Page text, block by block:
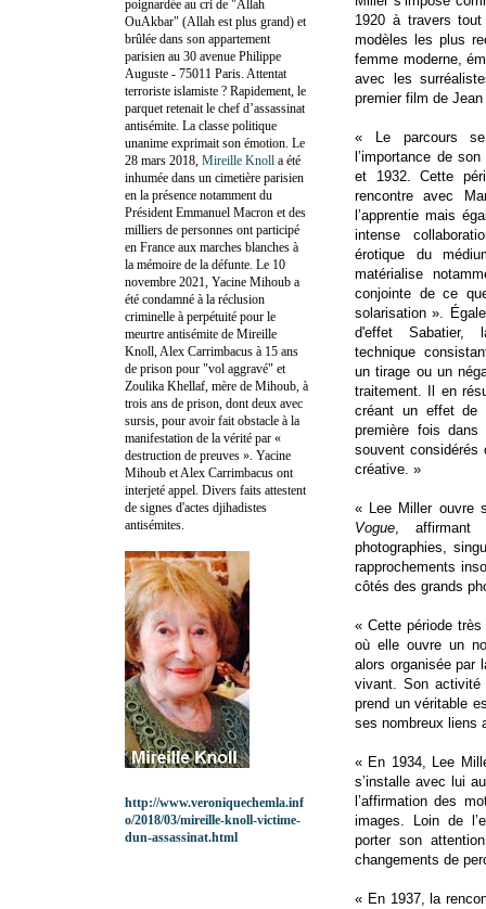
1920 à travers
modèles les plus
femme moderne,
avec les
premier film de
« Le parcours
l’importance de
et 1932. Cette
rencontre avec
l’apprentie mais
intense
érotique du
matérialise
conjointe de ce
solarisation ».
d'effet Sabatier,
technique
un tirage ou un
traitement. Il en
créant un effet de
première fois
souvent considérés
créative. »
« Lee Miller ouvre
Vogue, affirmant
photographies,
rapprochements
côtés des grands
« Cette période
où elle ouvre un
alors organisée par
vivant. Son activité
prend un véritable
ses nombreux liens
« En 1934, Lee
s’installe avec lui
l’affirmation des
images. Loin de
porter son
changements de
« En 1937, la
poignardée au cri de "Allah
OuAkbar" (Allah est plus grand) et
brûlée dans son appartement
parisien au 30 avenue Philippe
Auguste - 75011 Paris. Attentat
terroriste islamiste ? Rapidement, le
parquet retenait le chef d’assassinat
antisémite. La classe politique
unanime exprimait son émotion. Le
28 mars 2018, Mireille Knoll a été
inhumée dans un cimetière parisien
en la présence notamment du
Président Emmanuel Macron et des
milliers de personnes ont participé
en France aux marches blanches à
la mémoire de la défunte. Le 10
novembre 2021, Yacine Mihoub a
été condamné à la réclusion
criminelle à perpétuité pour le
meurtre antisémite de Mireille
Knoll, Alex Carrimbacus à 15 ans
de prison pour "vol aggravé" et
Zoulika Khellaf, mère de Mihoub, à
trois ans de prison, dont deux avec
sursis, pour avoir fait obstacle à la
manifestation de la vérité par «
destruction de preuves ». Yacine
Mihoub et Alex Carrimbacus ont
interjeté appel. Divers faits attestent
de signes d'actes djihadistes
antisémites.
http://www.veroniquechemla.inf
o/2018/03/mireille-knoll-victime-
dun-assassinat.html